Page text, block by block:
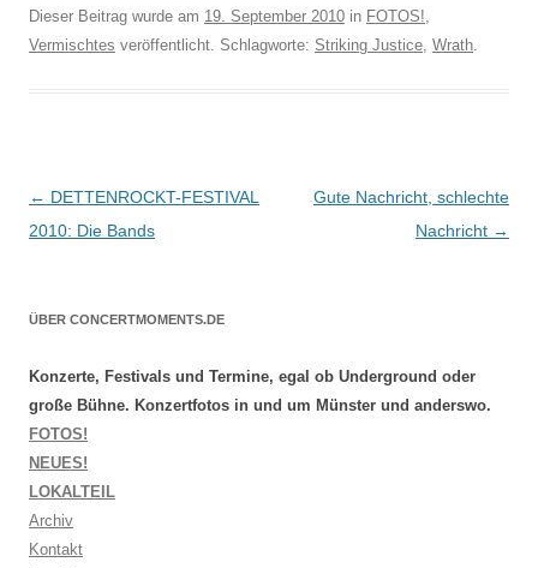
Dieser Beitrag wurde am 19. September 2010 in FOTOS!,
Vermischtes veröffentlicht. Schlagworte: Striking Justice, Wrath.
Beitragsnavigation
← DETTENROCKT-FESTIVAL
2010: Die Bands
Gute Nachricht, schlechte
Nachricht →
ÜBER CONCERTMOMENTS.DE
Konzerte, Festivals und Termine, egal ob Underground oder
große Bühne. Konzertfotos in und um Münster und anderswo.
FOTOS!
NEUES!
LOKALTEIL
Archiv
Kontakt